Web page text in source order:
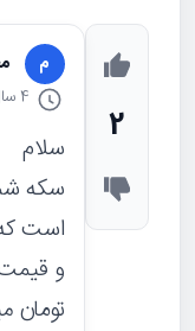
2
م
4 سال
سلام
است‌
تومان